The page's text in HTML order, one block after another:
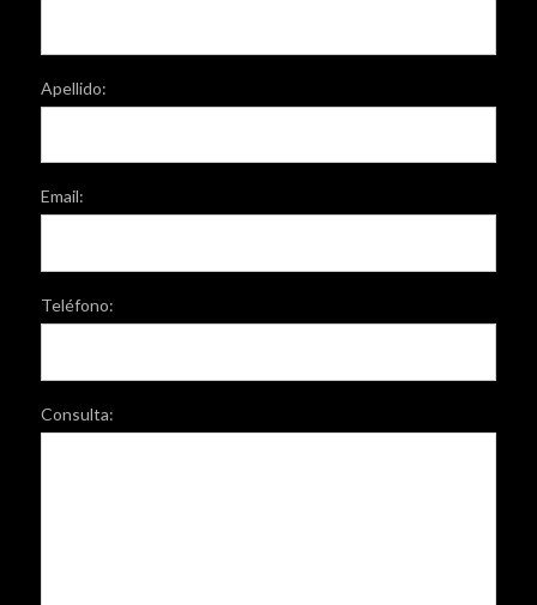
Apellido:
Email:
Teléfono:
Consulta: